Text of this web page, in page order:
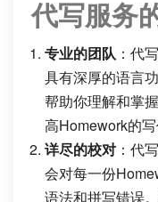
代写服务
专业的团队 ：代
具有深厚的语言
帮助你理解和掌
高Homework的写
详尽的校对 ：代
会对每一份
语法和拼写错误